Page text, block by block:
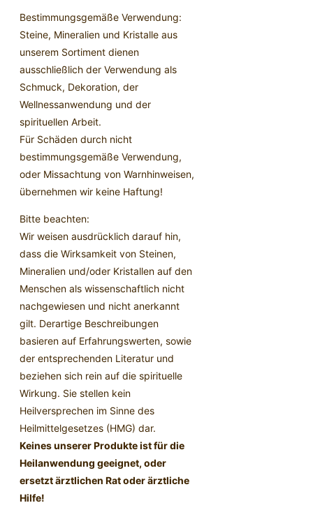
Bestimmungsgemäße Verwendung:
Steine, Mineralien und Kristalle aus
unserem Sortiment dienen
ausschließlich der Verwendung als
Schmuck, Dekoration, der
Wellnessanwendung und der
spirituellen Arbeit.
Für Schäden durch nicht
bestimmungsgemäße Verwendung,
oder Missachtung von Warnhinweisen,
übernehmen wir keine Haftung!
Bitte beachten:
Wir weisen ausdrücklich darauf hin,
dass die Wirksamkeit von Steinen,
Mineralien und/oder Kristallen auf den
Menschen als wissenschaftlich nicht
nachgewiesen und nicht anerkannt
gilt. Derartige Beschreibungen
basieren auf Erfahrungswerten, sowie
der entsprechenden Literatur und
beziehen sich rein auf die spirituelle
Wirkung. Sie stellen kein
Heilversprechen im Sinne des
Heilmittelgesetzes (HMG) dar.
Keines unserer Produkte ist für die
Heilanwendung geeignet, oder
ersetzt ärztlichen Rat oder ärztliche
Hilfe!